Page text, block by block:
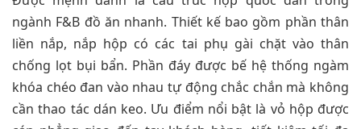
ngành F&B đồ ăn nhanh. Thiết kế bao gồm phần thân
liền nắp, nắp hộp có các tai phụ gài chặt vào thân
chống lọt bụi bẩn. Phần đáy được bế hệ thống ngàm
khóa chéo đan vào nhau tự động chắc chắn mà không
cần thao tác dán keo. Ưu điểm nổi bật là vỏ hộp được